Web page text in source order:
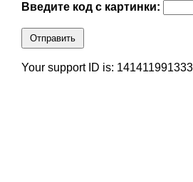
Введите код с картинки:
Отправить
Your support ID is: